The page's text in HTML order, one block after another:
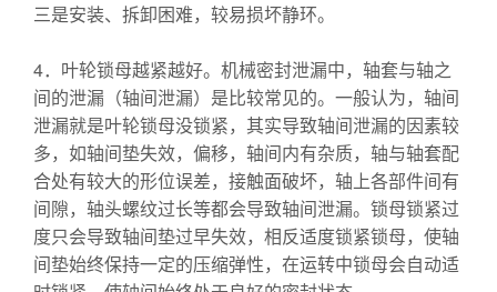
三是安装、拆卸困难，较易损坏静环。
4．叶轮锁母越紧越好。机械密封泄漏中，轴套与轴之
间的泄漏（轴间泄漏）是比较常见的。一般认为，轴间
泄漏就是叶轮锁母没锁紧，其实导致轴间泄漏的因素较
多，如轴间垫失效，偏移，轴间内有杂质，轴与轴套配
合处有较大的形位误差，接触面破坏，轴上各部件间有
间隙，轴头螺纹过长等都会导致轴间泄漏。锁母锁紧过
度只会导致轴间垫过早失效，相反适度锁紧锁母，使轴
间垫始终保持一定的压缩弹性，在运转中锁母会自动适